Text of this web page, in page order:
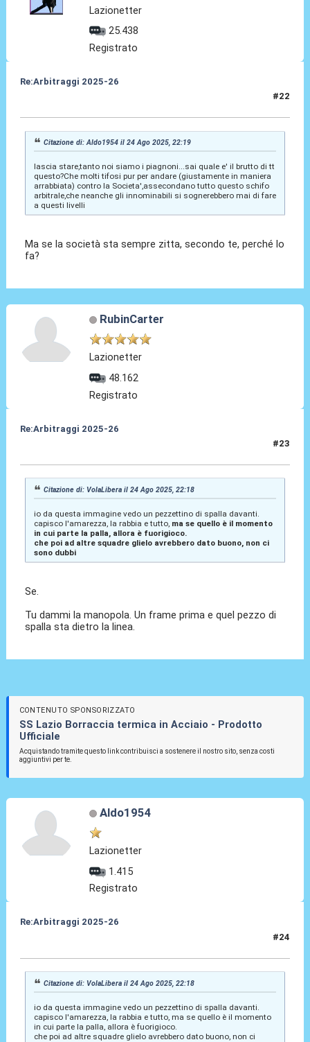
Lazionetter
25.438
Registrato
Re:Arbitraggi 2025-26
#22
Citazione di: Aldo1954 il 24 Ago 2025, 22:19
lascia stare,tanto noi siamo i piagnoni...sai quale e' il brutto di tt
questo?Che molti tifosi pur per andare (giustamente in maniera
arrabbiata) contro la Societa',assecondano tutto questo schifo
arbitrale,che neanche gli innominabili si sognerebbero mai di fare
a questi livelli
Ma se la società sta sempre zitta, secondo te, perché lo
fa?
RubinCarter
Lazionetter
48.162
Registrato
Re:Arbitraggi 2025-26
#23
Citazione di: VolaLibera il 24 Ago 2025, 22:18
io da questa immagine vedo un pezzettino di spalla davanti.
capisco l'amarezza, la rabbia e tutto,ma se quello è il momento
in cui parte la palla, allora è fuorigioco.
che poi ad altre squadre glielo avrebbero dato buono, non ci
sono dubbi
Se.
Tu dammi la manopola. Un frame prima e quel pezzo di
spalla sta dietro la linea.
CONTENUTO SPONSORIZZATO
SS Lazio Borraccia termica in Acciaio - Prodotto
Ufficiale
Acquistando tramite questo link contribuisci a sostenere il nostro sito, senza costi
aggiuntivi per te.
Aldo1954
Lazionetter
1.415
Registrato
Re:Arbitraggi 2025-26
#24
Citazione di: VolaLibera il 24 Ago 2025, 22:18
io da questa immagine vedo un pezzettino di spalla davanti.
capisco l'amarezza, la rabbia e tutto, ma se quello è il momento
in cui parte la palla, allora è fuorigioco.
che poi ad altre squadre glielo avrebbero dato buono, non ci